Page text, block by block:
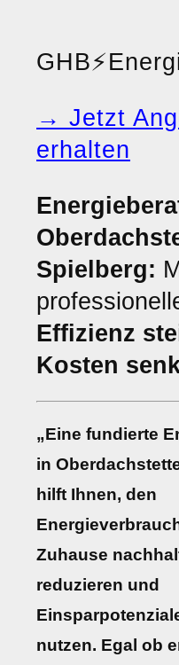
GHB⚡
→ Jetzt
erhalten
Spielberg:
Effizienz
Kosten
„Eine fundierte
in
hilft Ihnen, den
Zuhause
reduzieren und
nutzen. Egal ob